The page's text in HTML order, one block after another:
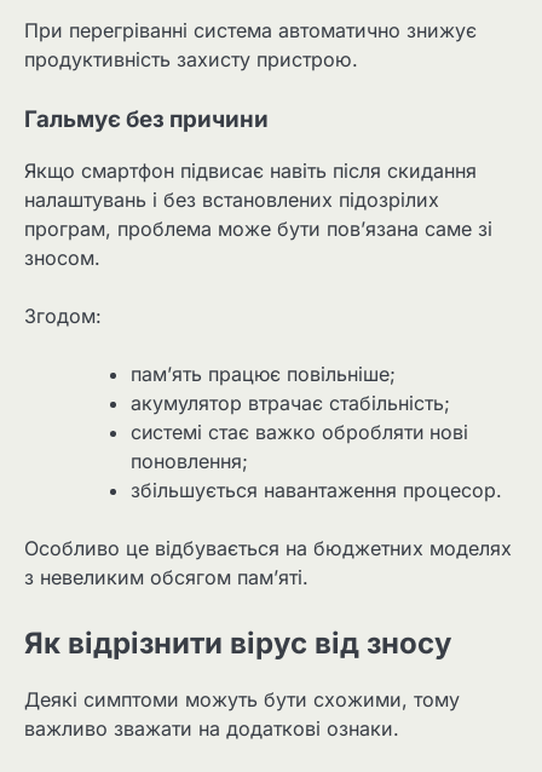
При перегріванні система автоматично знижує
продуктивність захисту пристрою.
Гальмує без причини
Якщо смартфон підвисає навіть після скидання
налаштувань і без встановлених підозрілих
програм, проблема може бути пов’язана саме зі
зносом.
Згодом:
пам’ять працює повільніше;
акумулятор втрачає стабільність;
системі стає важко обробляти нові
поновлення;
збільшується навантаження процесор.
Особливо це відбувається на бюджетних моделях
з невеликим обсягом пам’яті.
Як відрізнити вірус від зносу
Деякі симптоми можуть бути схожими, тому
важливо зважати на додаткові ознаки.